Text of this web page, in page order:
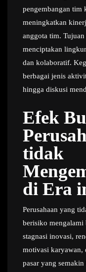
pengembangan tim
meningkatkan
anggota tim.
menciptakan
dan kolaboratif.
berbagai jenis
hingga diskusi
Efek
tidak
di Era
Perusahaan yang
berisiko mengalami
stagnasi inovasi,
motivasi karyawan,
pasar yang